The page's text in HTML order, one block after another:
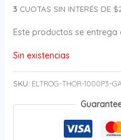
3CUOTAS SIN INTERÉS DE
Este productos se
Sin existencias
SKU: ELTROG-THOR-1000P3-